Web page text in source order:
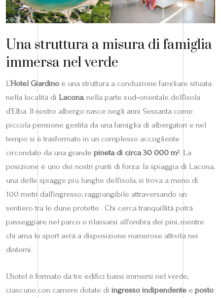
Una struttura a misura di famiglia
immersa nel verde
L’Hotel Giardino è una struttura a conduzione familiare situata
nella località di Lacona, nella parte sud‑orientale dell’isola
d’Elba. Il nostro albergo nasce negli anni Sessanta come
piccola pensione gestita da una famiglia di albergatori e nel
tempo si è trasformato in un complesso accogliente
circondato da una grande pineta di circa 30 000 m². La
posizione è uno dei nostri punti di forza: la spiaggia di Lacona,
una delle spiagge più lunghe dell’isola, si trova a meno di
100 metri dall’ingresso, raggiungibile attraversando un
sentiero tra le dune protette . Chi cerca tranquillità potrà
passeggiare nel parco o rilassarsi all’ombra dei pini, mentre
chi ama lo sport avrà a disposizione numerose attività nei
dintorni.
L’hotel è formato da tre edifici bassi immersi nel verde,
ciascuno con camere dotate di ingresso indipendente e posto